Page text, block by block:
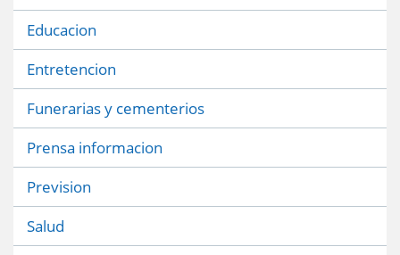
Educacion
Entretencion
Funerarias y cementerios
Prensa informacion
Prevision
Salud